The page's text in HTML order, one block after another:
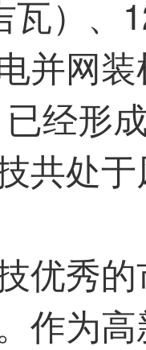
瓦）、
并网
经形
共处
优秀
作为